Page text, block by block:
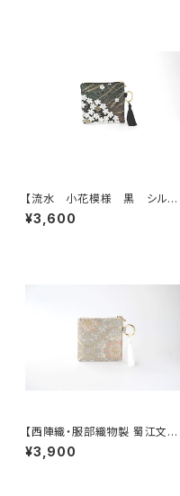
【流水 小花模様 黒 シルク
帯リメイク バッグチャーム型ス
クエアポーチ】メイクポーチ 旅
¥3,600
【西陣織・服部織物製 蜀江文に
雲取り・花唐草模様 シルク帯
リメイク バッグチャーム型スク
¥3,900